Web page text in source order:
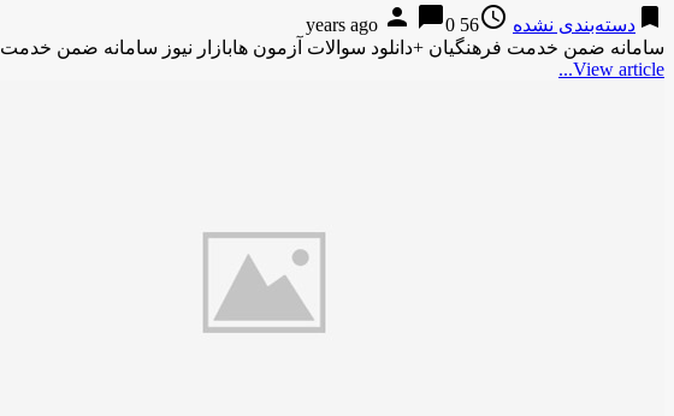
bookmark دسته‌بندی نشده access_time
56 years ago
person chat_bubble0
سامانه ضمن خدمت فرهنگیان +دانلود سوالات آزمون هابازار نیوز سامانه ضمن
View article...